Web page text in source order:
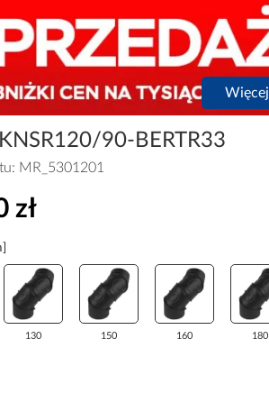
Więcej
90-BERTR33
MR_5301201
zł
130 150 160 180